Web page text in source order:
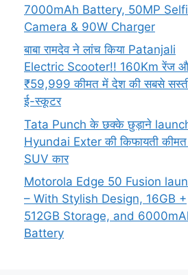
7000mAh Battery, 50MP
Camera & 90W Charger
बाबा रामदेव ने लांच किया Patanjali
Electric Scooter!! 160Km रेंज
₹59,999 कीमत में देश की सबसे
ई-स्कूटर
Tata Punch के छक्के छुड़ाने
Hyundai Exter की किफायती कीमत
SUV कार
Motorola Edge 50 Fusion
– With Stylish Design, 16GB +
512GB Storage, and
Battery